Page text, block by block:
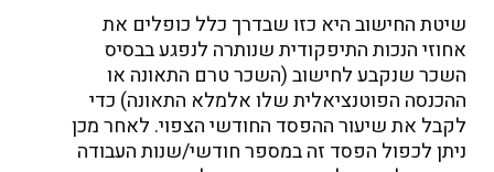
שיטת החישוב היא כזו שבדרך כלל כופלים את
אחוזי הנכות התיפקודית שנותרה לנפגע בבסיס
השכר שנקבע לחישוב (השכר טרם התאונה או
ההכנסה הפוטנציאלית שלו אלמלא התאונה) כדי
לקבל את שיעור ההפסד החודשי הצפוי. לאחר מכן
ניתן לכפול הפסד זה במספר חודשי/שנות העבודה